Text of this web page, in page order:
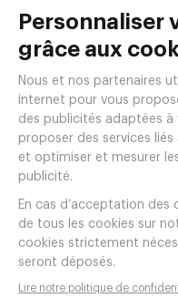
Articles